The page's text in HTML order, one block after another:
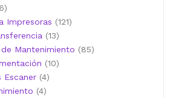
66
productos
Impresoras 121121
1313
productos
Mantenimiento 8585
1010
Escaner 44
44